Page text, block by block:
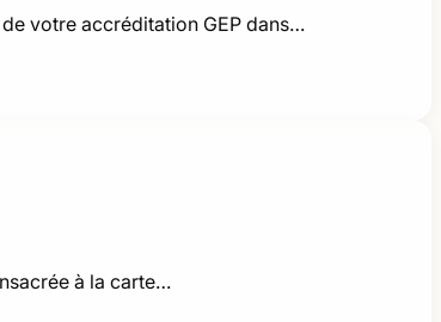
votre accréditation GEP dans…
à la carte…